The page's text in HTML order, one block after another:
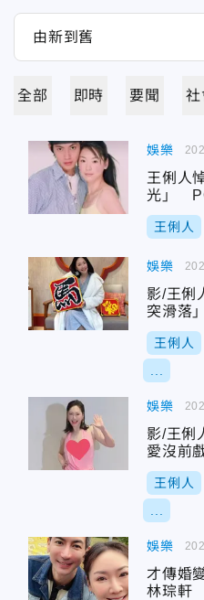
全部 即時 要聞 社
娛樂
王俐人
光」
王俐人
娛樂
影/王俐
突滑落
王俐人
娛樂
影/王俐
愛沒前
王俐人
娛樂
才傳婚
林琮軒